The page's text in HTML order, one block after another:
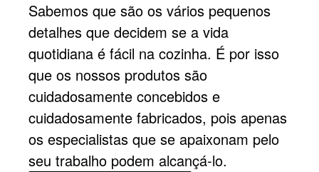
Sabemos que são os vários pequenos
detalhes que decidem se a vida
quotidiana é fácil na cozinha. É por isso
que os nossos produtos são
cuidadosamente concebidos e
cuidadosamente fabricados, pois apenas
os especialistas que se apaixonam pelo
seu trabalho podem alcançá-lo.